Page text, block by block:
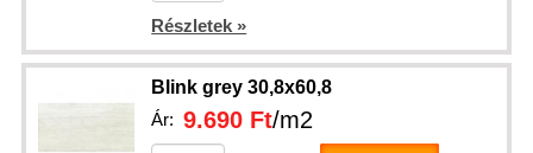
Részletek »
Blink grey 30,8x60,8
Ár:9.690 Ft/m2